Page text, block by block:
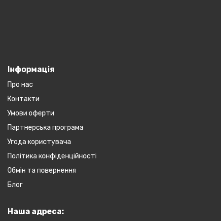
Інформація
Про нас
Контакти
Умови оферти
Партнерська програма
Угода користувача
Політика конфіденційності
Обмін та повернення
Блог
Наша адреса: